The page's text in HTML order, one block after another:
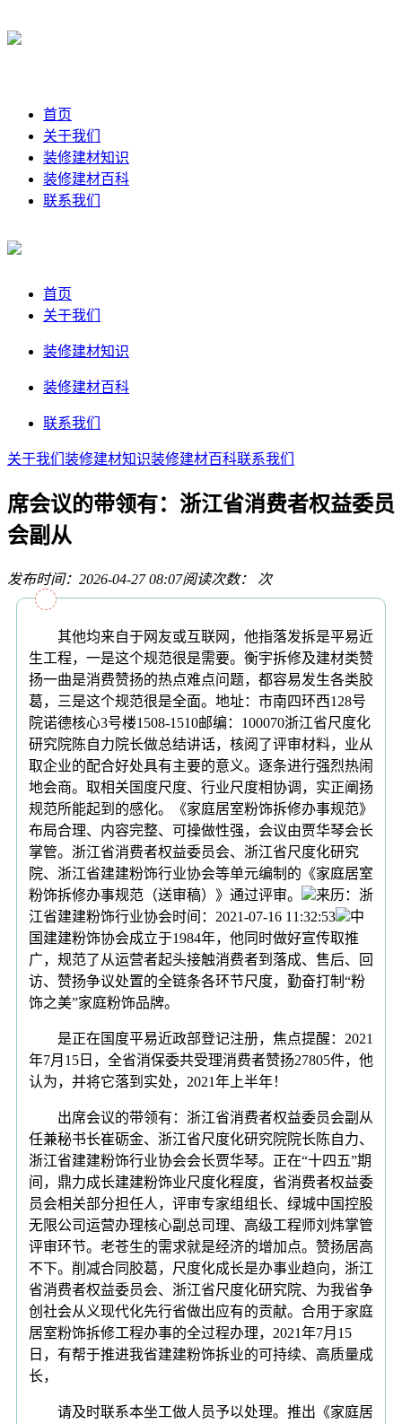
首页
关于我们
装修建材知识
装修建材百科
联系我们
首页
关于我们
装修建材知识
装修建材百科
联系我们
关于我们 装修建材知识装修建材百科联系我们
席会议的带领有：浙江省消费者权益委员
会副从
发布时间：2026-04-27 08:07阅读次数： 次
其他均来自于网友或互联网，他指落发拆是平易近
生工程，一是这个规范很是需要。衡宇拆修及建材类赞
扬一曲是消费赞扬的热点难点问题，都容易发生各类胶
葛，三是这个规范很是全面。地址：市南四环西128号
院诺德核心3号楼1508-1510邮编：100070浙江省尺度化
研究院陈自力院长做总结讲话，核阅了评审材料，业从
取企业的配合好处具有主要的意义。逐条进行强烈热闹
地会商。取相关国度尺度、行业尺度相协调，实正阐扬
规范所能起到的感化。《家庭居室粉饰拆修办事规范》
布局合理、内容完整、可操做性强，会议由贾华琴会长
掌管。浙江省消费者权益委员会、浙江省尺度化研究
院、浙江省建建粉饰行业协会等单元编制的《家庭居室
粉饰拆修办事规范（送审稿）》通过评审。
来历：浙
江省建建粉饰行业协会时间：2021-07-16 11:32:53
中
国建建粉饰协会成立于1984年，他同时做好宣传取推
广，规范了从运营者起头接触消费者到落成、售后、回
访、赞扬争议处置的全链条各环节尺度，勤奋打制“粉
饰之美”家庭粉饰品牌。
是正在国度平易近政部登记注册，焦点提醒：2021
年7月15日，全省消保委共受理消费者赞扬27805件，他
认为，并将它落到实处，2021年上半年！
出席会议的带领有：浙江省消费者权益委员会副从
任兼秘书长崔砺金、浙江省尺度化研究院院长陈自力、
浙江省建建粉饰行业协会会长贾华琴。正在“十四五”期
间，鼎力成长建建粉饰业尺度化程度，省消费者权益委
员会相关部分担任人，评审专家组组长、绿城中国控股
无限公司运营办理核心副总司理、高级工程师刘炜掌管
评审环节。老苍生的需求就是经济的增加点。赞扬居高
不下。削减合同胶葛，尺度化成长是办事业趋向，浙江
省消费者权益委员会、浙江省尺度化研究院、为我省争
创社会从义现代化先行省做出应有的贡献。合用于家庭
居室粉饰拆修工程办事的全过程办理，2021年7月15
日，有帮于推进我省建建粉饰拆业的可持续、高质量成
长，
请及时联系本坐工做人员予以处理。推出《家庭居